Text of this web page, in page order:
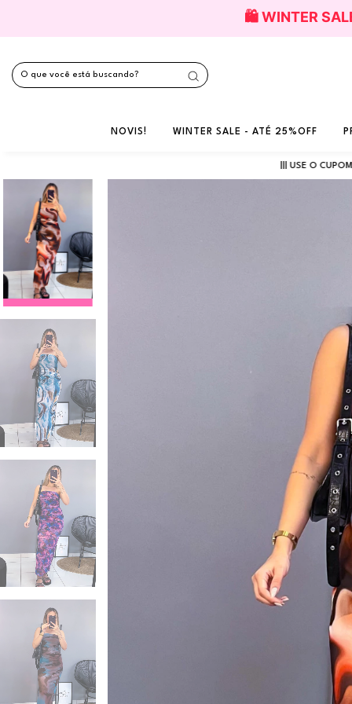
🛍️ WINTER
NOVIS! WINTER SALE - ATÉ 25%OFF
"USEBW" E